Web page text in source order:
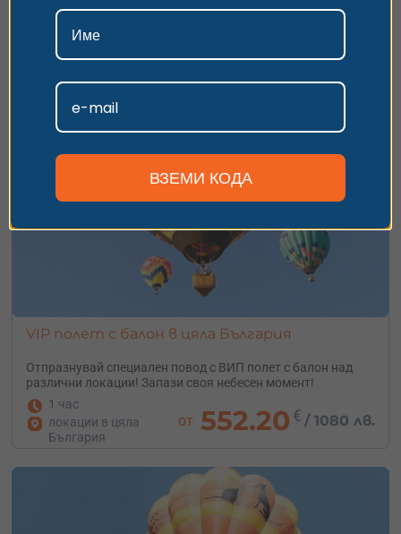
локации в цяла
България
от552.20€/1080 лв.
VIP полет с балон в цяла България
Отпразнувай специален повод с ВИП полет с балон над
различни локации! Запази своя небесен момент!
1 час
локации в цяла
България
от 552.20 € /1080 лв.
поверителност.
ВЗЕМИ КОДА